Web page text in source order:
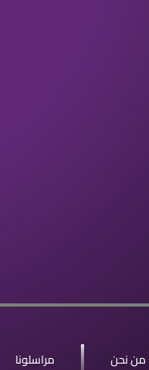
من نحن مراسلونا